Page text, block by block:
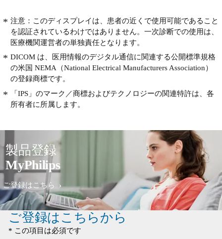
注意：このディスプレイは、患者の近くで使用可能であること
を認証されているわけではありません。一次診断での使用は、
医療機関運営者の単独責任となります。
DICOM は、医用情報のデジタル通信に関連する公開標準規格
の米国 NEMA（National Electrical Manufacturers Association）
の登録商標です。
「IPS」のマーク／商標およびテクノロジーの関連特許は、各
所有者に所属します。
製品登録
MyPhilips
ご登録はこちら
ご登録はこちらから
* この項目は必須です